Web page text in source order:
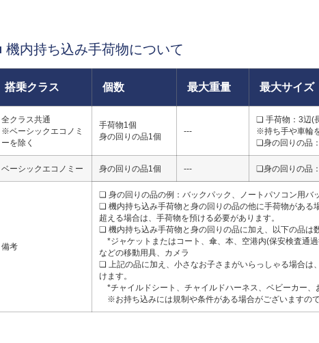
機内持ち込み手荷物について
搭乗クラス 個数 最大重量 最大サイズ
全クラス共通
※ベーシックエコノミ
ーを除く
手荷物1個
身の回りの品1個
---
❏ 手荷物：3辺(
※持ち手や車輪
❏身の回りの品
ベーシックエコノミー 身の回りの品1個 --- ❏身の回りの品
備考
❏ 身の回りの品の例：バックパック、ノートパソコン用バ
❏ 機内持ち込み手荷物と身の回りの品の他に手荷物がある
超える場合は、手荷物を預ける必要があります。
❏ 機内持ち込み手荷物と身の回りの品に加え、以下の品は
*ジャケットまたはコート、傘、本、空港内(保安検査通
などの移動用具、カメラ
❏ 上記の品に加え、小さなお子さまがいらっしゃる場合は
けます。
*チャイルドシート、チャイルドハーネス、ベビーカー、
※お持ち込みには規制や条件がある場合がございますので